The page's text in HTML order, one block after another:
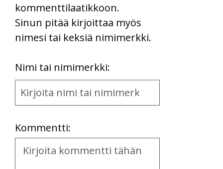
kommenttilaatikkoon.
Sinun pitää kirjoittaa myös
nimesi tai keksiä nimimerkki.
Nimi tai nimimerkki:
Name
and
Kommentti:
Kommentti